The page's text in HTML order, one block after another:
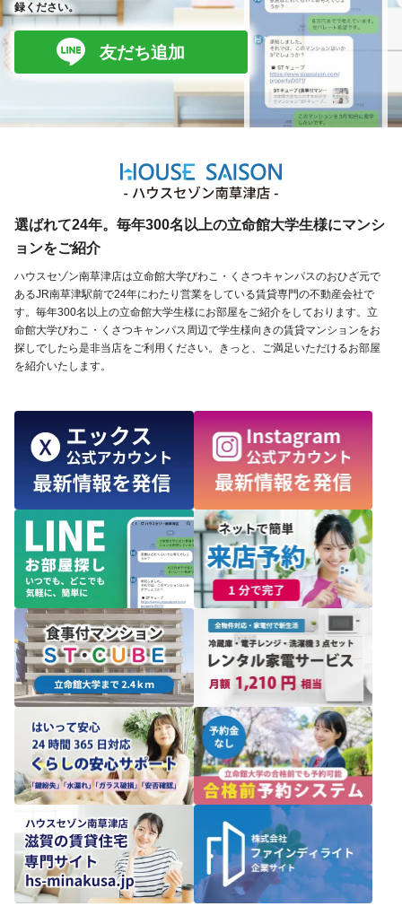
録ください。
友だち追加
選ばれて24年。毎年300名以上の立命館大学生様にマンシ
ョンをご紹介
ハウスセゾン南草津店は立命館大学びわこ・くさつキャンパスのおひざ元で
あるJR南草津駅前で24年にわたり営業をしている賃貸専門の不動産会社で
す。毎年300名以上の立命館大学生様にお部屋をご紹介をしております。立
命館大学びわこ・くさつキャンパス周辺で学生様向きの賃貸マンションをお
探しでしたら是非当店をご利用ください。きっと、ご満足いただけるお部屋
を紹介いたします。